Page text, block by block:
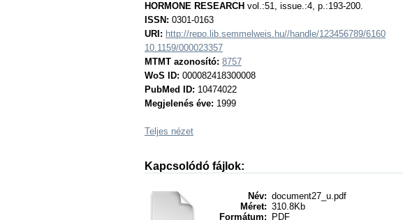
HORMONE RESEARCH vol.:51, issue.:4, p.:193-200.
ISSN: 0301-0163
URI: http://repo.lib.semmelweis.hu//handle/123456789/6160
10.1159/000023357
MTMT azonosító: 8757
WoS ID: 000082418300008
PubMed ID: 10474022
Megjelenés éve: 1999
Teljes nézet
Kapcsolódó fájlok:
Név: document27_u.pdf
Méret: 310.8Kb
Formátum:
PDF